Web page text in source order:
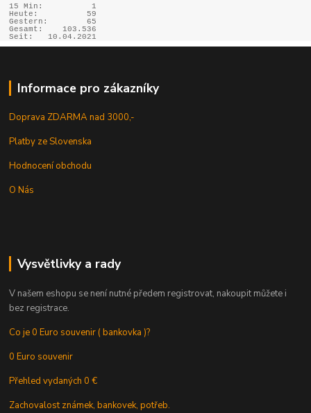
15 Min:
1
Heute:
59
Gestern:
65
Gesamt:
103.536
Seit:
10.04.2021
Informace pro zákazníky
Doprava ZDARMA nad 3000,-
Platby ze Slovenska
Hodnocení obchodu
O Nás
Vysvětlivky a rady
V našem eshopu se není nutné předem registrovat, nakoupit můžete i
bez registrace.
Co je 0 Euro souvenir ( bankovka )?
0 Euro souvenir
Přehled vydaných 0 €
Zachovalost známek, bankovek, potřeb.